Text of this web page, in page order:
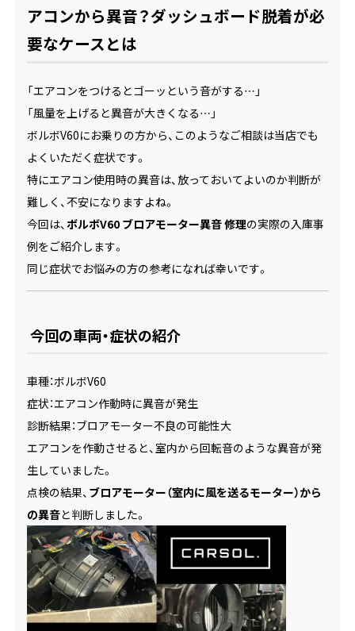
アコンから異音？ダッシュボード脱着が必
要なケースとは
「エアコンをつけるとゴーッという音がする…」
「風量を上げると異音が大きくなる…」
ボルボV60にお乗りの方から、このようなご相談は当店でも
よくいただく症状です。
特にエアコン使用時の異音は、放っておいてよいのか判断が
難しく、不安になりますよね。
今回は、 ボルボV60 ブロアモーター異音 修理の実際の入庫事
例をご紹介します。
同じ症状でお悩みの方の参考になれば幸いです。
今回の車両・症状の紹介
車種：ボルボV60
症状：エアコン作動時に異音が発生
診断結果：ブロアモーター不良の可能性大
エアコンを作動させると、室内から回転音のような異音が発
生していました。
点検の結果、 ブロアモーター（室内に風を送るモーター）から
の異音と判断しました。